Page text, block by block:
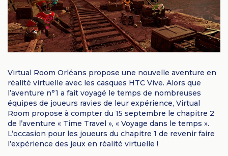
Virtual Room Orléans propose une nouvelle aventure en
réalité virtuelle avec les casques HTC Vive. Alors que
l’aventure n°1 a fait voyagé le temps de nombreuses
équipes de joueurs ravies de leur expérience, Virtual
Room propose à compter du 15 septembre le chapitre 2
de l’aventure « Time Travel », « Voyage dans le temps ».
L’occasion pour les joueurs du chapitre 1 de revenir faire
l’expérience des jeux en réalité virtuelle !